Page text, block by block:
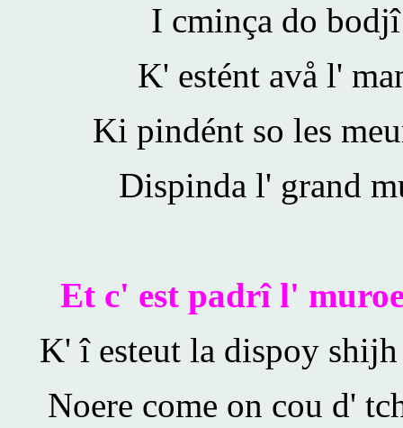
I cminça do
K' estént avå l'
Ki pindént so les
Dispinda l' grand
Et c' est padrî l'
K' î esteut la dispoy
Noere come on cou d'